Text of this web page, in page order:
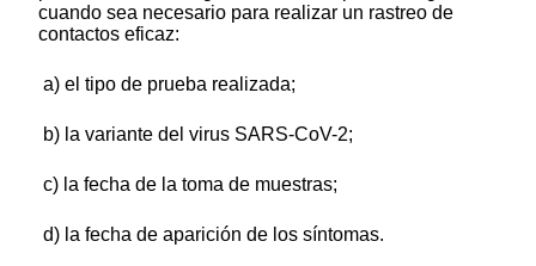
cuando sea necesario para realizar un rastreo de
contactos eficaz:
a) el tipo de prueba realizada;
b) la variante del virus SARS-CoV-2;
c) la fecha de la toma de muestras;
d) la fecha de aparición de los síntomas.